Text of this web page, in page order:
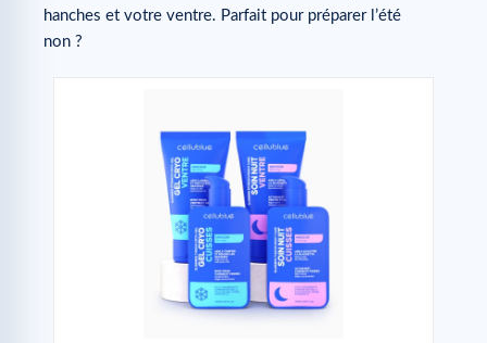
hanches et votre ventre. Parfait pour préparer l’été
non ?